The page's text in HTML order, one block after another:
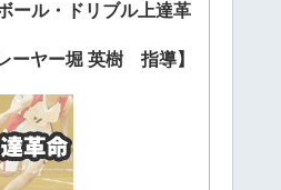
ール・ドリブル上達革
ーヤー堀 英樹 指導】